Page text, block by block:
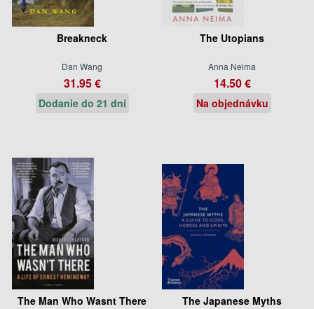
Breakneck
Dan Wang
31.95 €
Dodanie do 21 dní
The Utopians
Anna Neima
14.50 €
Na objednávku
The Man Who Wasnt There The Japanese Myths